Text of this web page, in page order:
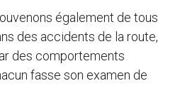
également de tous
des accidents de la route,
des comportements
fasse son examen de